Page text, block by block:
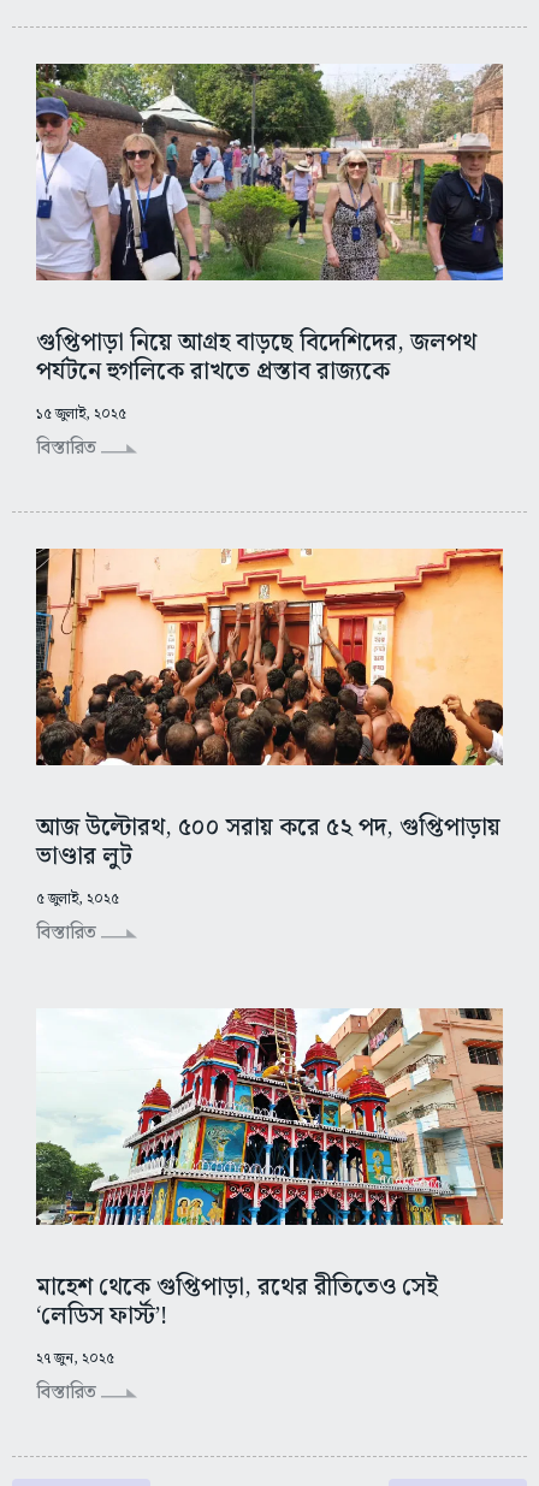
গুপ্তিপাড়া নিয়ে আগ্রহ বাড়ছে বিদেশিদের, জলপথ
পর্যটনে হুগলিকে রাখতে প্রস্তাব রাজ্যকে
১৫ জুলাই, ২০২৫
বিস্তারিত
আজ উল্টোরথ, ৫০০ সরায় করে ৫২ পদ, গুপ্তিপাড়ায়
ভাণ্ডার লুট
৫ জুলাই, ২০২৫
বিস্তারিত
মাহেশ থেকে গুপ্তিপাড়া, রথের রীতিতেও সেই
‘লেডিস ফার্স্ট’!
২৭ জুন, ২০২৫
বিস্তারিত